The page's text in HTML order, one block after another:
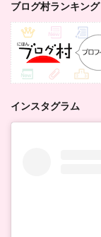
ブログ村ランキング
インスタグラム